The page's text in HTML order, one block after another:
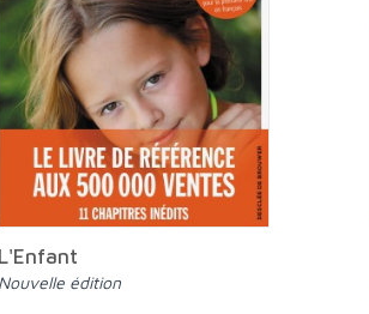
L'Enfant
Nouvelle édition